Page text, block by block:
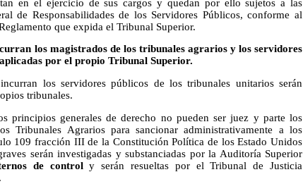
en el ejercicio de sus cargos y quedan por ello sujetos a las
de Responsabilidades de los Servidores Públicos, conforme al
que expida el Tribunal Superior.
los magistrados de los tribunales agrarios y los servidores
por el propio Tribunal Superior.
los servidores públicos de los tribunales unitarios serán
tribunales.
principios generales de derecho no pueden ser juez y parte los
Tribunales Agrarios para sancionar administrativamente a los
109 fracción III de la Constitución Política de los Estado Unidos
serán investigadas y substanciadas por la Auditoría Superior
de controly serán resueltas por el Tribunal de Justicia